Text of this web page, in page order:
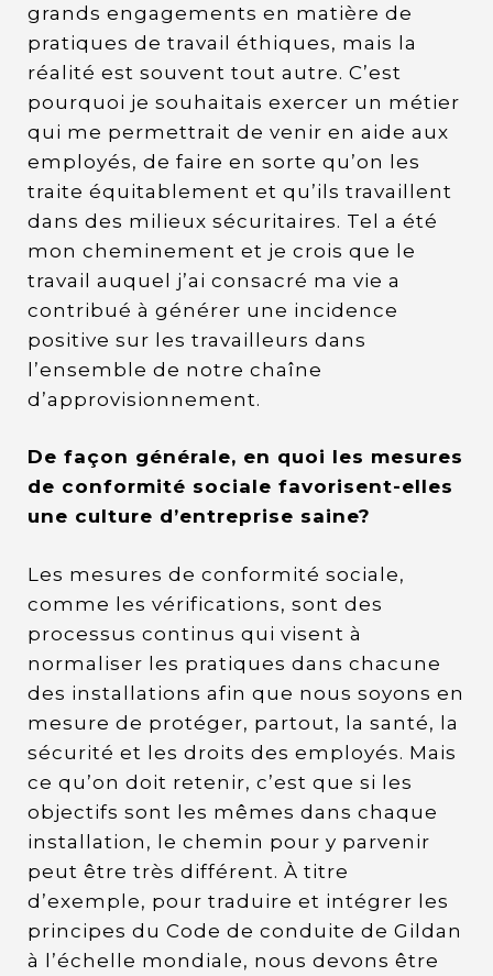
grands engagements en matière de
pratiques de travail éthiques, mais la
réalité est souvent tout autre. C’est
pourquoi je souhaitais exercer un métier
qui me permettrait de venir en aide aux
employés, de faire en sorte qu’on les
traite équitablement et qu’ils travaillent
dans des milieux sécuritaires. Tel a été
mon cheminement et je crois que le
travail auquel j’ai consacré ma vie a
contribué à générer une incidence
positive sur les travailleurs dans
l’ensemble de notre chaîne
d’approvisionnement.
De façon générale, en quoi les mesures
de conformité sociale favorisent-elles
une culture d’entreprise saine?
Les mesures de conformité sociale,
comme les vérifications, sont des
processus continus qui visent à
normaliser les pratiques dans chacune
des installations afin que nous soyons en
mesure de protéger, partout, la santé, la
sécurité et les droits des employés. Mais
ce qu’on doit retenir, c’est que si les
objectifs sont les mêmes dans chaque
installation, le chemin pour y parvenir
peut être très différent. À titre
d’exemple, pour traduire et intégrer les
principes du Code de conduite de Gildan
à l’échelle mondiale, nous devons être